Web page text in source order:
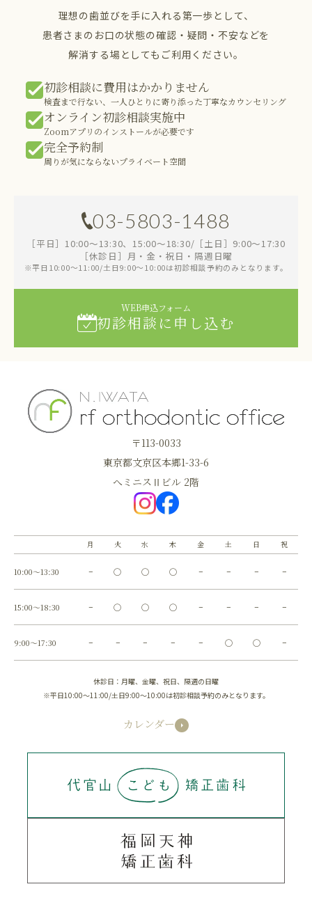
理想の歯並びを手に入れる第一歩として、
患者さまのお口の状態の確認・疑問・不安などを
解消する場としてもご利用ください。
初診相談に費用はかかりません
検査まで行ない、一人ひとりに寄り添った丁寧なカウンセリング
オンライン初診相談実施中
Zoomアプリのインストールが必要です
完全予約制
周りが気にならないプライベート空間
03-5803-1488
［平日］10:00～13:30、15:00～18:30/［土日］9:00～17:30
［休診日］月・金・祝日・隔週日曜
※平日10:00～11:00/土日9:00～10:00は初診相談予約のみとなります。
WEB申込フォーム
初診相談に申し込む
〒113-0033
東京都文京区本郷1-33-6
へミニスⅡビル 2階
月 火 水 木 金 土 日 祝
10:00～13:30 − ◯ ◯ ◯ − − − −
15:00～18:30 − ◯ ◯ ◯ − − − −
9:00～17:30 − − − − − ◯ ◯ −
休診日：月曜、金曜、祝日、隔週の日曜
※平日10:00～11:00/土日9:00～10:00は初診相談予約のみとなります。
カレンダー